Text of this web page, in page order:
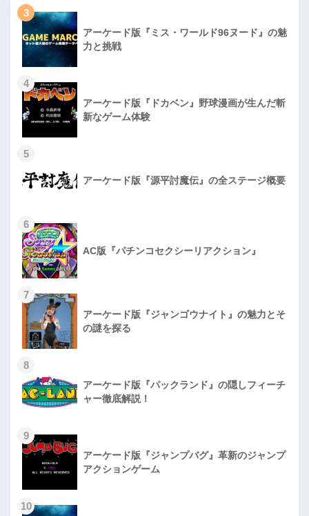
3
アーケード版『ミス・ワールド96ヌード』の魅
力と挑戦
4
アーケード版『ドカベン』野球漫画が生んだ斬
新なゲーム体験
5
アーケード版『源平討魔伝』の全ステージ概要
6
AC版『パチンコセクシーリアクション』
7
アーケード版『ジャンゴウナイト』の魅力とそ
の謎を探る
8
アーケード版『パックランド』の隠しフィーチ
ャー徹底解説！
9
アーケード版『ジャンプバグ』革新のジャンプ
アクションゲーム
10